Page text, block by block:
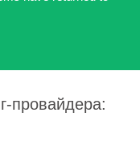
провайдера: